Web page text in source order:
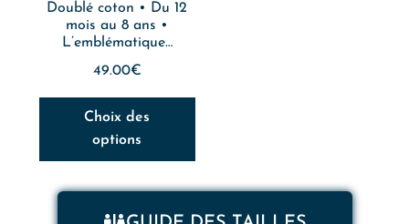
Doublé coton • Du 12
mois au 8 ans •
L’emblématique…
49.00€
Choix des
options